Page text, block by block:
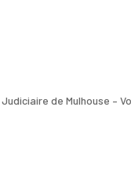
de Mulhouse –